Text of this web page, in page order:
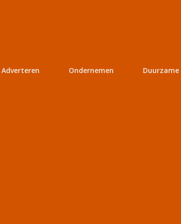
Adverteren Ondernemen Duurzame